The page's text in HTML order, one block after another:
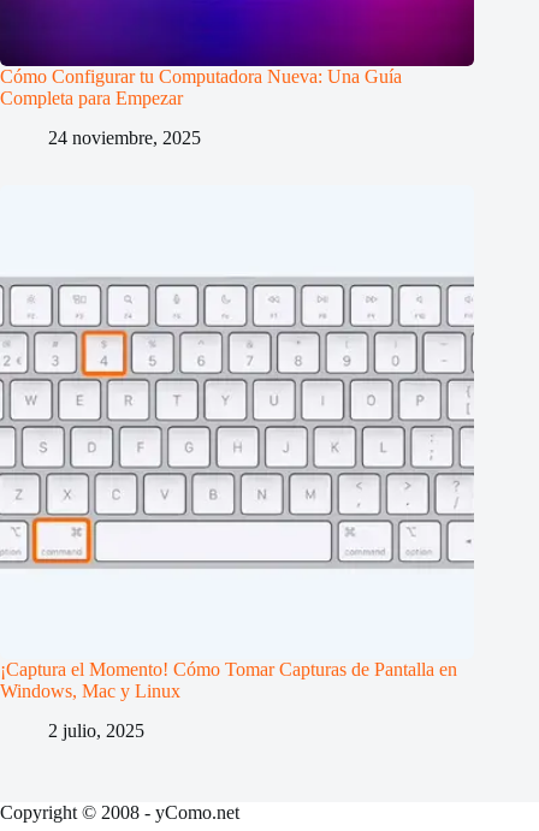
Cómo Configurar tu Computadora Nueva: Una Guía
Completa para Empezar
24 noviembre, 2025
¡Captura el Momento! Cómo Tomar Capturas de Pantalla en
Windows, Mac y Linux
2 julio, 2025
Copyright © 2008 - yComo.net